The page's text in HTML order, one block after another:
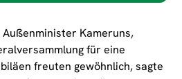
Kameruns,
für eine
freuten gewöhnlich, sagte